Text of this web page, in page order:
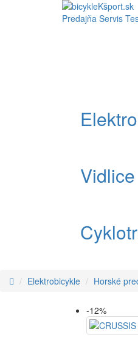
Predajňa Servis
Elektrobicykle Horské
-12%